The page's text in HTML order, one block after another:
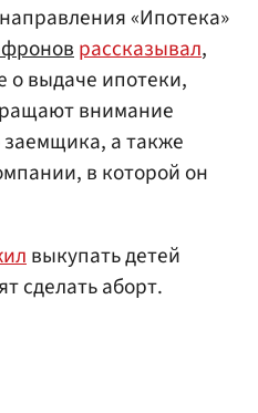
«Ипотека»
рассказывал,
выдаче ипотеки,
внимание
а также
в которой он
выкупать детей
сделать аборт.